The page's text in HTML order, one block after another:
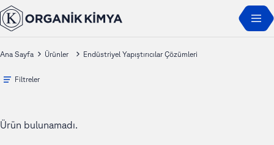
Ana Sayfa Ürünler Endüstriyel Yapıştırıcılar Çözümleri
Filtreler
Ürün bulunamadı.